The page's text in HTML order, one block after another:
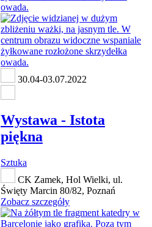
30.04-03.07.2022
Wystawa - Istota
piękna
Sztuka
CK Zamek, Hol Wielki, ul.
Święty Marcin 80/82, Poznań
Zobacz szczegóły